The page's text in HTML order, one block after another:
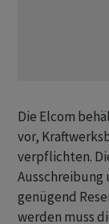
Die Elcom
vor,
verpflichten.
Ausschreibung
genügend
werden muss